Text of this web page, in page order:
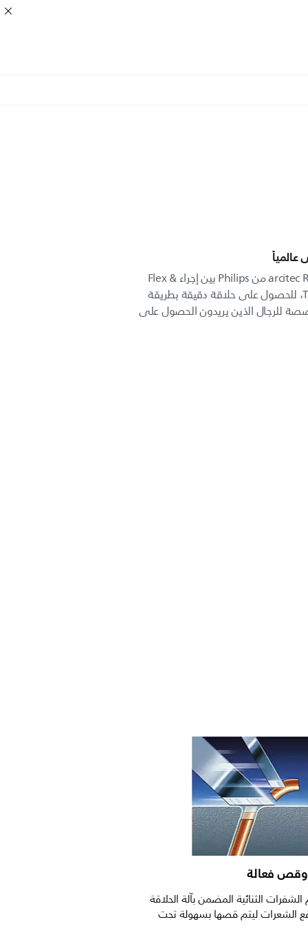
عالمياً
تجمع آلة الحلاقة الكهربائية arcitec RQ1060 من Philips بين إجراء Flex &
Pivot ورؤوس الحلاقة Triple-track، للحصول على حلاقة دقيقة بطريقة
للرجال الذين يريدون الحصول على
وقص فعالة
الثنائية المضمن بآلة الحلاقة
الشعرات ليتم قصها بسهولة تحت